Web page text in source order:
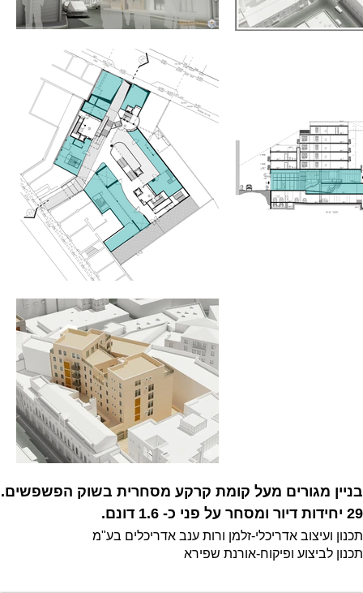
בניין מגורים מעל קומת קרקע מסחרית בשוק הפשפשים.
29 יחידות דיור ומסחר על פני כ- 1.6 דונם.
תכנון ועיצוב אדריכלי-זלמן ורות ענב אדריכלים בע"מ
תכנון לביצוע ופיקוח-אורנת שפירא